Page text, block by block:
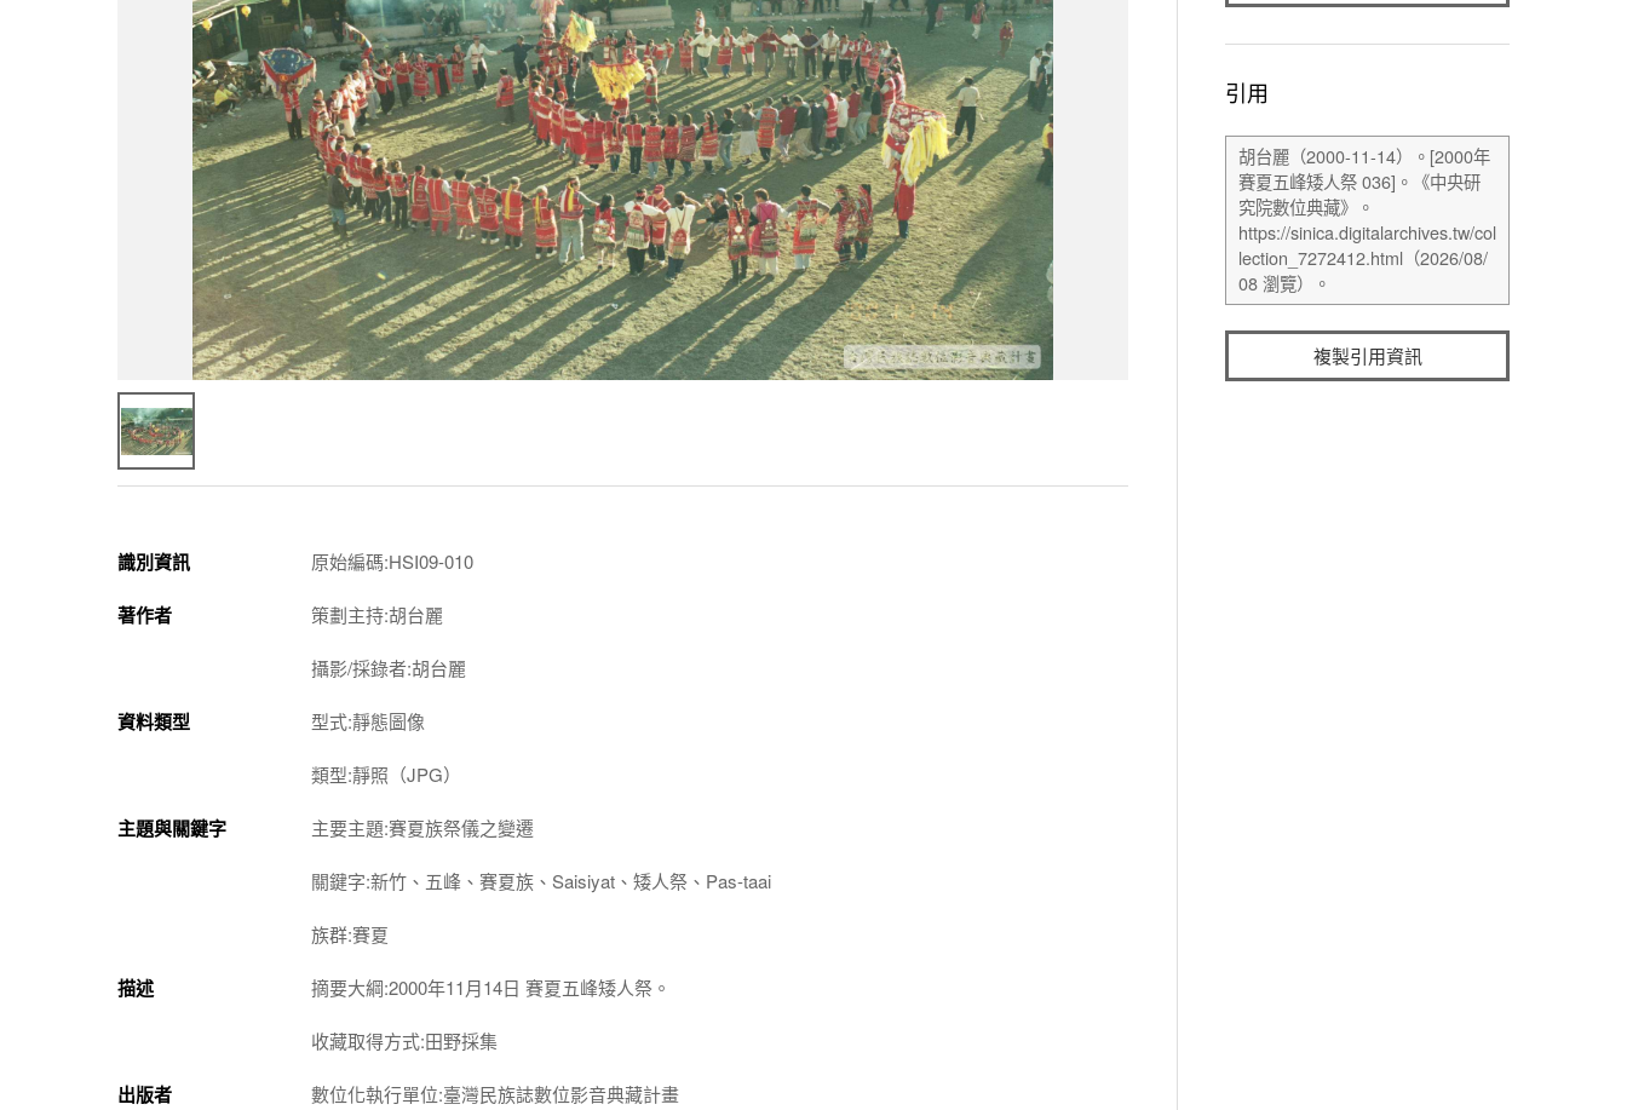
識別資訊 原始編碼:HSI09-010
著作者 策劃主持:胡台麗
攝影/採錄者:胡台麗
資料類型 型式:靜態圖像
類型:靜照（JPG）
主題與關鍵字 主要主題:賽夏族祭儀之變遷
關鍵字:新竹、五峰、賽夏族、Saisiyat、矮人祭、Pas-taai
族群:賽夏
描述 摘要大綱:2000年11月14日 賽夏五峰矮人祭。
收藏取得方式:田野採集
出版者 數位化執行單位:臺灣民族誌數位影音典藏計畫
引用
複製引用資訊